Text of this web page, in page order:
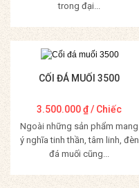
trong đại...
Mua Hàng
CỐI ĐÁ MUỐI 3500
3.500.000₫/ Chiếc
Ngoài những sản phẩm mang
ý nghĩa tinh thần, tâm linh, đèn
đá muối cũng...
Mua Hàng